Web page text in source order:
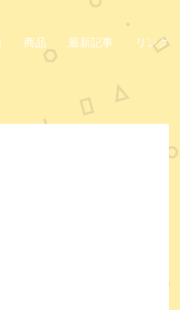
商品 最新記事 リンク